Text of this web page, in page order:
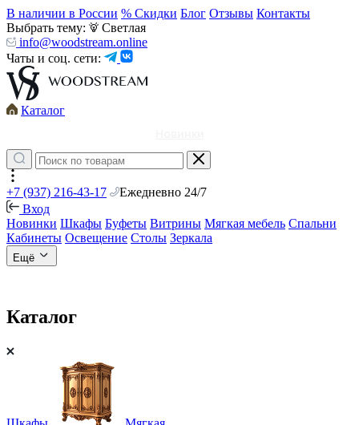
В наличии в России % Скидки Блог Отзывы Контакты
Выбрать тему:
Светлая
info@woodstream.online
Чаты и соц. сети:
Каталог
+7 (937) 216-43-17
Ежедневно 24/7
Вход
Новинки Шкафы Буфеты Витрины Мягкая мебель Спальни
Кабинеты Освещение Столы Зеркала
Ещё
Каталог